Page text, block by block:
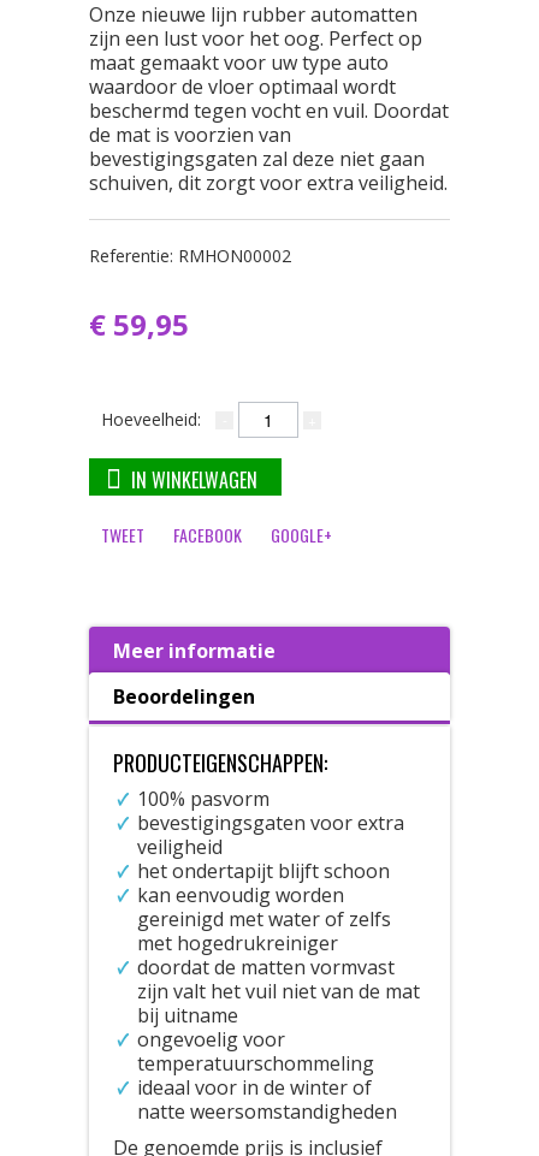
Onze nieuwe lijn rubber automatten
zijn een lust voor het oog. Perfect op
maat gemaakt voor uw type auto
waardoor de vloer optimaal wordt
beschermd tegen vocht en vuil. Doordat
de mat is voorzien van
bevestigingsgaten zal deze niet gaan
schuiven, dit zorgt voor extra veiligheid.
Referentie: RMHON00002
€ 59,95
Hoeveelheid:
IN WINKELWAGEN
TWEET FACEBOOK GOOGLE+
Meer informatie
Beoordelingen
PRODUCTEIGENSCHAPPEN:
100% pasvorm
bevestigingsgaten voor extra
veiligheid
het ondertapijt blijft schoon
kan eenvoudig worden
gereinigd met water of zelfs
met hogedrukreiniger
doordat de matten vormvast
zijn valt het vuil niet van de mat
bij uitname
ongevoelig voor
temperatuurschommeling
ideaal voor in de winter of
natte weersomstandigheden
De genoemde prijs is inclusief